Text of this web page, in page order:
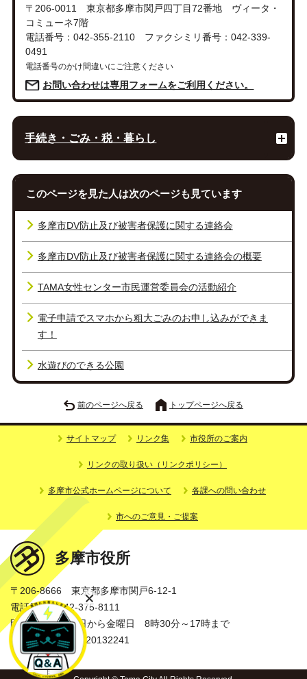
〒206-0011 東京都多摩市関戸四丁目72番地 ヴィータ・
コミューネ7階
電話番号：042-355-2110 ファクシミリ番号：042-339-
0491
電話番号のかけ間違いにご注意ください
お問い合わせは専用フォームをご利用ください。
手続き・ごみ・税・暮らし
このページを見た人は次のページも見ています
多摩市DV防止及び被害者保護に関する連絡会
多摩市DV防止及び被害者保護に関する連絡会の概要
TAMA女性センター市民運営委員会の活動紹介
電子申請でスマホから粗大ごみのお申し込みができま
す！
水遊びのできる公園
前のページへ戻る トップページへ戻る
サイトマップ リンク集 市役所のご案内
リンクの取り扱い（リンクポリシー）
多摩市公式ホームページについて 各課への問い合わせ
市へのご意見・ご提案
多摩市役所
〒206-8666 東京都多摩市関戸6-12-1
電話番号：042-375-8111
開庁時間：月曜日から金曜日 8時30分～17時まで
法人番号：3000020132241